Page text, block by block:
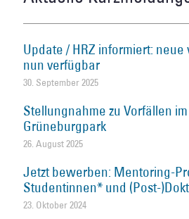
Update / HRZ informiert:
nun verfügbar
30. September 2025
Stellungnahme zu Vorfällen im
Grüneburgpark
26. August 2025
Jetzt bewerben: Mentoring-
Studentinnen* und (Post-
23. Oktober 2024